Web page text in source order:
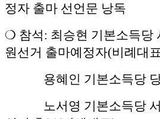
정자 출마 선언문 낭독
❍ 참석: 최승현 기본소득당
원선거 출마예정자(비례대
용혜인 기본소득당
노서영 기본소득당